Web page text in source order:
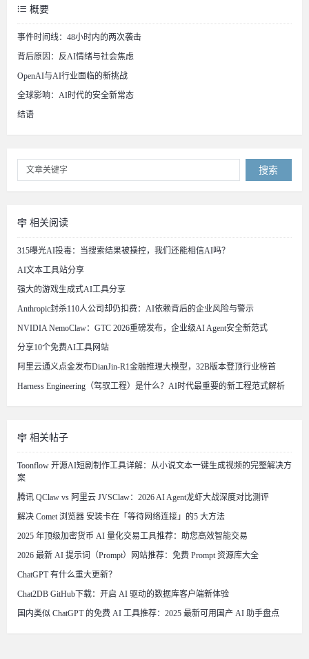
概要
事件时间线：48小时内的两次袭击
背后原因：反AI情绪与社会焦虑
OpenAI与AI行业面临的新挑战
全球影响：AI时代的安全新常态
结语
搜索
相关阅读
315曝光AI投毒：当搜索结果被操控，我们还能相信AI吗？
AI文本工具站分享
强大的游戏生成式AI工具分享
Anthropic封杀110人公司却仍扣费：AI依赖背后的企业风险与警示
NVIDIA NemoClaw：GTC 2026重磅发布，企业级AI Agent安全新范式
分享10个免费AI工具网站
阿里云通义点金发布DianJin-R1金融推理大模型，32B版本登顶行业榜首
Harness Engineering（驾驭工程）是什么？AI时代最重要的新工程范式解析
相关帖子
Toonflow 开源AI短剧制作工具详解：从小说文本一键生成视频的完整解决方
案
腾讯 QClaw vs 阿里云 JVSClaw：2026 AI Agent龙虾大战深度对比测评
解决 Comet 浏览器 安装卡在「等待网络连接」的5 大方法
2025 年顶级加密货币 AI 量化交易工具推荐：助您高效智能交易
2026 最新 AI 提示词（Prompt）网站推荐：免费 Prompt 资源库大全
ChatGPT 有什么重大更新？
Chat2DB GitHub下载：开启 AI 驱动的数据库客户端新体验
国内类似 ChatGPT 的免费 AI 工具推荐：2025 最新可用国产 AI 助手盘点